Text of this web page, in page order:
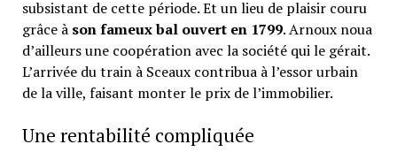
subsistant de cette période. Et un lieu de plaisir couru
grâce à son fameux bal ouvert en 1799. Arnoux noua
d’ailleurs une coopération avec la société qui le gérait.
L’arrivée du train à Sceaux contribua à l’essor urbain
de la ville, faisant monter le prix de l’immobilier.
Une rentabilité compliquée